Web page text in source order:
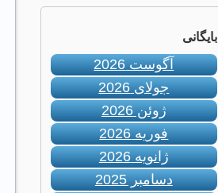
بایگانی
آگوست 2026
جولای 2026
ژوئن 2026
فوریه 2026
ژانویه 2026
دسامبر 2025